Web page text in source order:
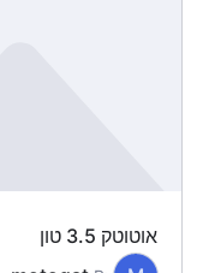
אוטוטק 3.5 טון